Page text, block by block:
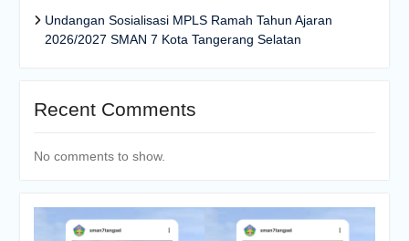
Undangan Sosialisasi MPLS Ramah Tahun Ajaran
2026/2027 SMAN 7 Kota Tangerang Selatan
Recent Comments
No comments to show.